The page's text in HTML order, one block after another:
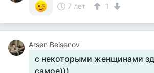
7 лет 1
Arsen Beisenov
с некоторыми женщинами
самое)))